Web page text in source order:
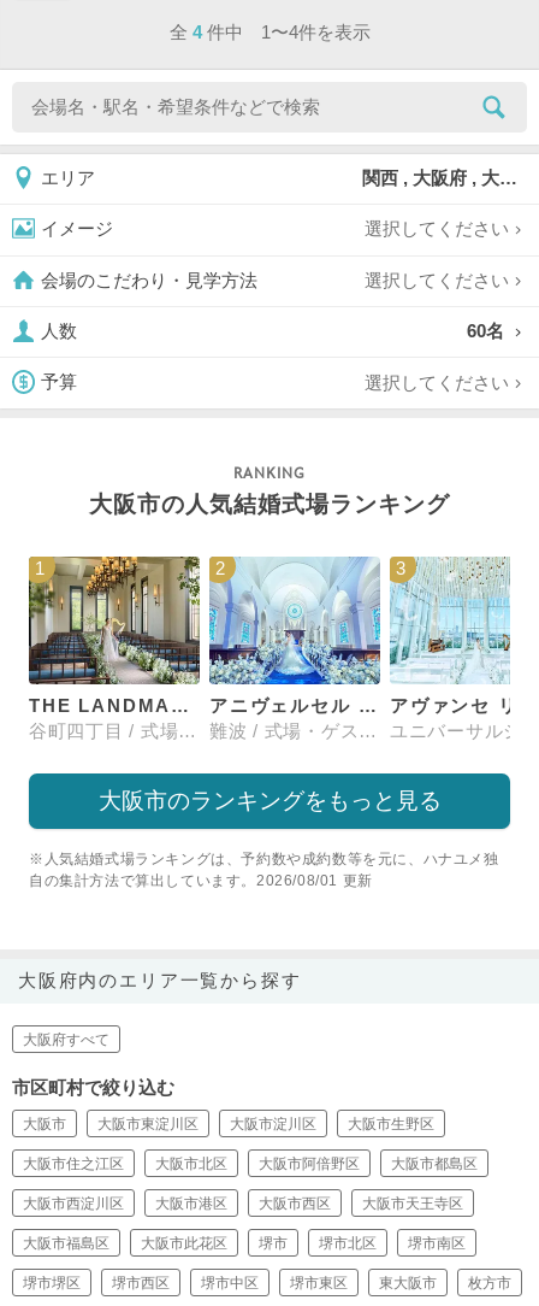
全 4 件中 1〜4件を表示
エリア 関西 , 大阪府 , 大阪市 , 大阪市西区
イメージ 選択してください
会場のこだわり・見学方法 選択してください
人数 60名
予算 選択してください
大阪市の人気結婚式場ランキング
1
THE LANDMARK SQUARE OSAKA （ザ ランドマークスクエア オオサカ）
谷町四丁目 / 式場・ゲストハウス
2
アニヴェルセル 大阪
難波 / 式場・ゲストハウス
3
大阪市のランキングをもっと見る
※人気結婚式場ランキングは、予約数や成約数等を元に、ハナユメ独
自の集計方法で算出しています。2026/08/01 更新
大阪府内のエリア一覧から探す
大阪府すべて
市区町村で絞り込む
大阪市 大阪市東淀川区 大阪市淀川区 大阪市生野区
大阪市住之江区 大阪市北区 大阪市阿倍野区 大阪市都島区
大阪市西淀川区 大阪市港区 大阪市西区 大阪市天王寺区
大阪市福島区 大阪市此花区 堺市 堺市北区 堺市南区
堺市堺区 堺市西区 堺市中区 堺市東区 東大阪市 枚方市